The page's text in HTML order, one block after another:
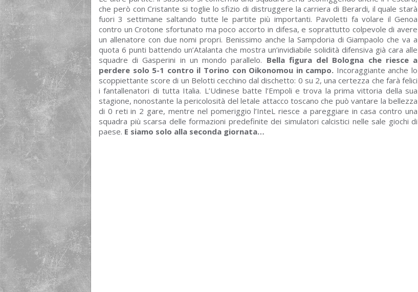
che però con Cristante si toglie lo sfizio di distruggere la carriera di Berardi, il quale starà
fuori 3 settimane saltando tutte le partite più importanti. Pavoletti fa volare il Genoa
contro un Crotone sfortunato ma poco accorto in difesa, e soprattutto colpevole di avere
un allenatore con due nomi propri. Benissimo anche la Sampdoria di Giampaolo che va a
quota 6 punti battendo un’Atalanta che mostra un’invidiabile solidità difensiva già cara alle
squadre di Gasperini in un mondo parallelo. Bella figura del Bologna che riesce a
perdere solo 5-1 contro il Torino con Oikonomou in campo. Incoraggiante anche lo
scoppiettante score di un Belotti cecchino dal dischetto: 0 su 2, una certezza che farà felici
i fantallenatori di tutta Italia. L’Udinese batte l’Empoli e trova la prima vittoria della sua
stagione, nonostante la pericolosità del letale attacco toscano che può vantare la bellezza
di 0 reti in 2 gare, mentre nel pomeriggio l’InteL riesce a pareggiare in casa contro una
squadra più scarsa delle formazioni predefinite dei simulatori calcistici nelle sale giochi di
paese. E siamo solo alla seconda giornata…